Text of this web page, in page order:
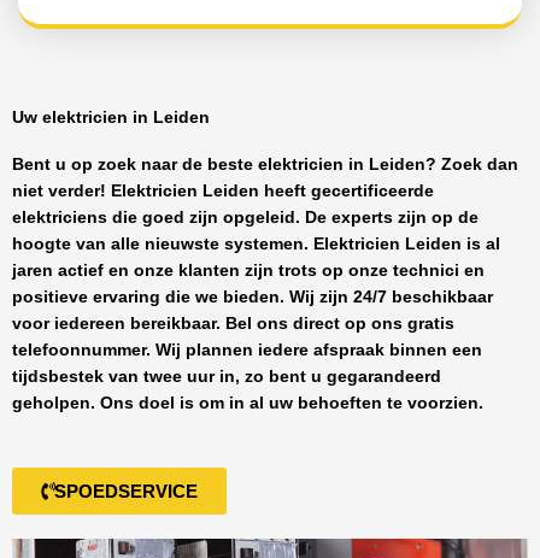
Uw elektricien in Leiden
Bent u op zoek naar de beste elektricien in Leiden? Zoek dan
niet verder! Elektricien Leiden heeft gecertificeerde
elektriciens die goed zijn opgeleid. De experts zijn op de
hoogte van alle nieuwste systemen. Elektricien Leiden is al
jaren actief en onze klanten zijn trots op onze technici en
positieve ervaring die we bieden. Wij zijn 24/7 beschikbaar
voor iedereen bereikbaar. Bel ons direct op ons gratis
telefoonnummer. Wij plannen iedere afspraak binnen een
tijdsbestek van twee uur in, zo bent u gegarandeerd
geholpen. Ons doel is om in al uw behoeften te voorzien.
SPOEDSERVICE